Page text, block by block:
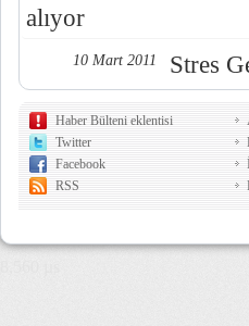
alıyor
10 Mart 2011 Stres
Haber Bülteni eklentisi
Twitter
Facebook
RSS